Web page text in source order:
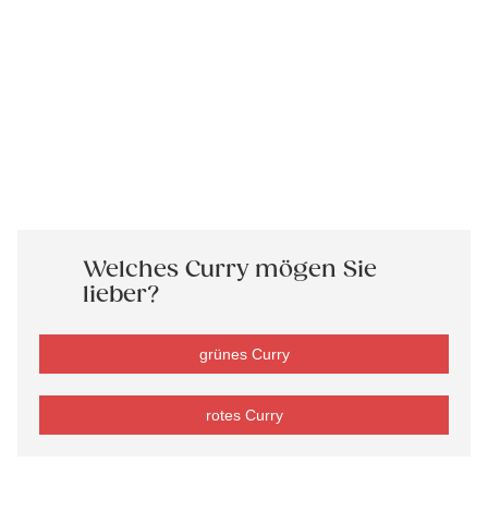
Welches Curry mögen Sie
lieber?
grünes Curry
rotes Curry